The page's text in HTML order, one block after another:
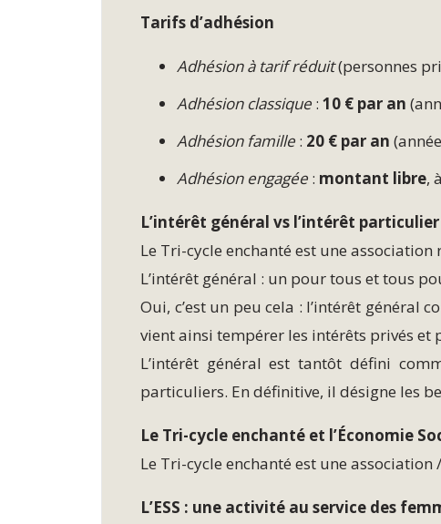
Tarifs d’adhésion
Adhésion à tarif réduit(personnes
Adhésion classique : 10 € par an
Adhésion famille : 20 € par an
Adhésion engagée : montant libre,
L’intérêt général vs l’intérêt particulier
Le Tri-cycle enchanté est une association
L’intérêt général : un pour tous et tous
Oui, c’est un peu cela : l’intérêt général
vient ainsi tempérer les intérêts privés et
L’intérêt général est tantôt défini
particuliers. En définitive, il désigne les
Le Tri-cycle enchanté et l’Économie
Le Tri-cycle enchanté est une
L’ESS : une activité au service des